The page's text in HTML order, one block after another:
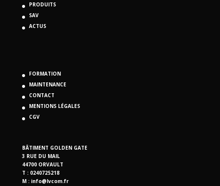
PRODUITS
SAV
ACTUS
FORMATION
MAINTENANCE
CONTACT
MENTIONS LÉGALES
CGV
BÂTIMENT GOLDEN GATE
3 RUE DU MAIL
44700 ORVAULT
T : 0240725218
M : info@lvcom.fr